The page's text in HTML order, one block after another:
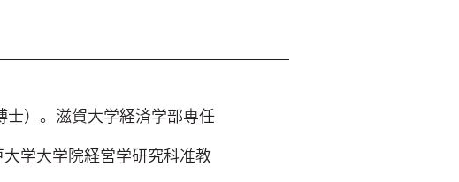
）。滋賀大学経済学部専任
学大学院経営学研究科准教